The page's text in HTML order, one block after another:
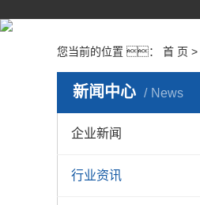
您当前的位置 ： 首 页 >
新闻中心 News
企业新闻
行业资讯